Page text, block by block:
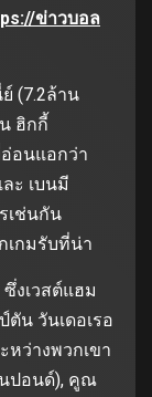
ข่าวบอล
(7.2ล้าน
ฮิกกี้
อนแอกว่า
ะ เบนมี
เช่นกัน
เกมรับที่น่า
งเวสต์แฮม
น วันเดอเรอ
หว่างพวกเขา
ปอนด์), คูณ